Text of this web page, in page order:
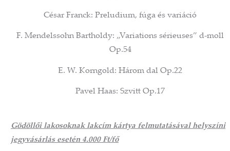
César Franck: Preludium, fúga és variáció
F. Mendelssohn Bartholdy: „Variations sérieuses” d-moll
Op.54
E. W. Korngold: Három dal Op.22
Pavel Haas: Szvitt Op.17
Gödöllői lakosoknak lakcím kártya felmutatásával helyszíni
jegyvásárlás esetén 4.000 Ft/fő